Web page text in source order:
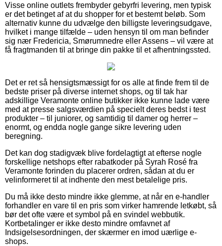
Visse online outlets frembyder gebyrfri levering, men typisk
er det betinget af at du shopper for et bestemt beløb. Som
alternativ kunne du udvælge den billigste leveringsudgave,
hvilket i mange tilfælde – uden hensyn til om man befinder
sig nær Fredericia, Smørumnedre eller Assens – vil være at
få fragtmanden til at bringe din pakke til et afhentningssted.
Det er ret så hensigtsmæssigt for os alle at finde frem til de
bedste priser på diverse internet shops, og til tak har
adskillige Veramonte online butikker ikke kunne lade være
med at presse salgsværdien på specielt deres bedst i test
produkter – til juniorer, og samtidig til damer og herrer –
enormt, og endda nogle gange sikre levering uden
beregning.
Det kan dog stadigvæk blive fordelagtigt at efterse nogle
forskellige netshops efter rabatkoder på Syrah Rosé fra
Veramonte forinden du placerer ordren, sådan at du er
velinformeret til at indhente den mest betalelige pris.
Du må ikke desto mindre ikke glemme, at når en e-handler
forhandler en vare til en pris som virker hamrende letkøbt, så
bør det ofte være et symbol på en svindel webbutik.
Kortbetalinger er ikke desto mindre omfavnet af
Indsigelsesordningen, der skærmer en imod uærlige e-
shops.